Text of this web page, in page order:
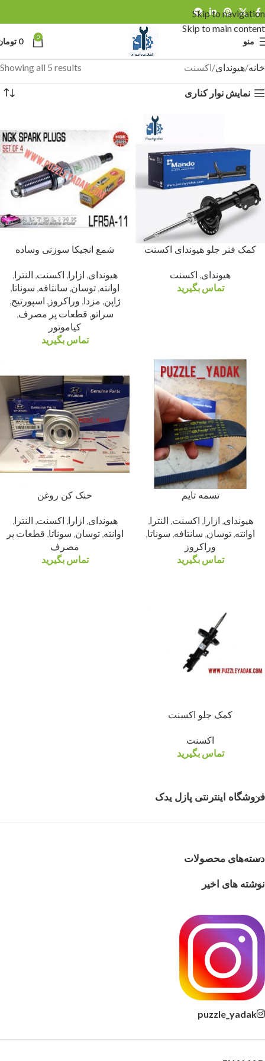
Skip to navigation
Skip to main content
منو 0
0
خانه هیوندای اکسنت Showing all 5 results
نمایش نوار کناری
کمک فنر جلو هیوندای اکسنت
هیوندای, اکسنت
تماس بگیرید
شمع انجیکا سوزنی وساده
هیوندای, ازارا, اکسنت, النترا,
اوانته, توسان, سانتافه, سوناتا,
ژاپن, مزدا, وراکروز, اسپورتیج,
سراتو, قطعات پر مصرف,
کیاموتور
تماس بگیرید
تسمه تایم
هیوندای, ازارا, اکسنت, النترا,
اوانته, توسان, سانتافه, سوناتا,
وراکروز
تماس بگیرید
خنک کن روغن
هیوندای, ازارا, اکسنت, النترا,
اوانته,توسان, سوناتا, قطعات پر
مصرف
تماس بگیرید
کمک جلو اکسنت
اکسنت
تماس بگیرید
فروشگاه اینترنتی پازل یدک
دسته‌های محصولات
نوشته های اخیر
puzzle_yadak